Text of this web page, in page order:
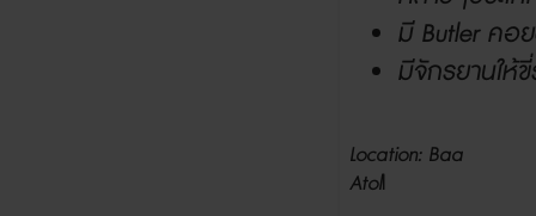
มี Butler คอ
มีจักรยานให้
Location: Baa
Atol